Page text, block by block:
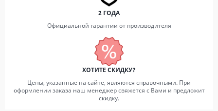
2 ГОДА
Официальной гарантии от производителя
ХОТИТЕ СКИДКУ?
Цены, указанные на сайте, являются справочными. При
оформлении заказа наш менеджер свяжется с Вами и предложит
скидку.